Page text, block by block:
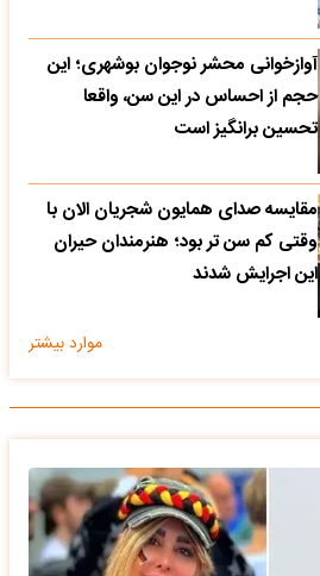
آوازخوانی محشر نوجوان بوشهری؛ این
حجم از احساس در این سن، واقعا
تحسین‌ برانگیز است
مقایسه صدای همایون شجریان الان با
وقتی کم سن تر بود؛ هنرمندان حیران
این اجرایش شدند
موارد بیشتر